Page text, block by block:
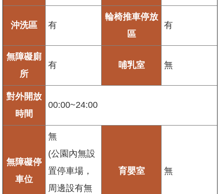
沖洗區 有
輪椅推車停放
區
有
無障礙廁
所
有 哺乳室 無
對外開放
時間
00:00~24:00
無障礙停
車位
無
(公園內無設
置停車場，
周邊設有無
育嬰室 無